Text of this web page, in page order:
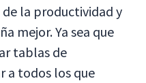
la productividad y
mejor. Ya sea que
tablas de
a todos los que